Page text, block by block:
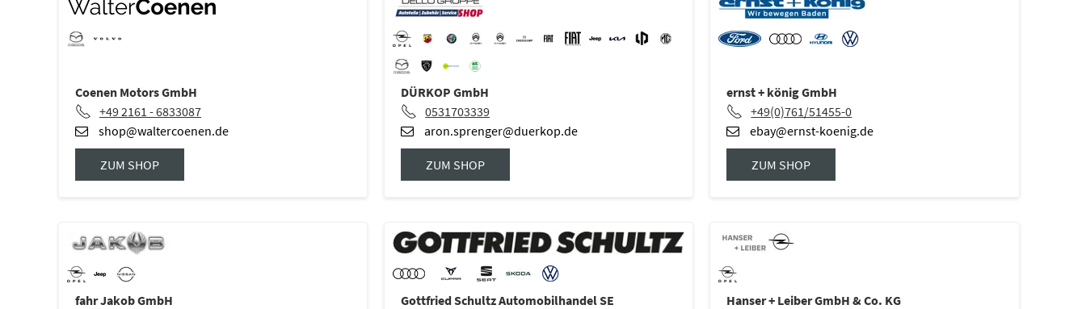
Coenen Motors GmbH
+49 2161 - 6833087
shop@waltercoenen.de
ZUM SHOP
DÜRKOP GmbH
0531703339
aron.sprenger@duerkop.de
ZUM SHOP
ernst + könig GmbH
+49(0)761/51455-0
ebay@ernst-koenig.de
ZUM SHOP
fahr Jakob GmbH
Gottfried Schultz Automobilhandel SE
Hanser + Leiber GmbH & Co. KG